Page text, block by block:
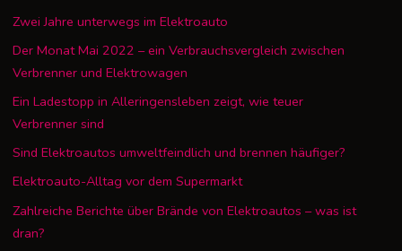
Zwei Jahre unterwegs im Elektroauto
Der Monat Mai 2022 – ein Verbrauchsvergleich zwischen
Verbrenner und Elektrowagen
Ein Ladestopp in Alleringensleben zeigt, wie teuer
Verbrenner sind
Sind Elektroautos umweltfeindlich und brennen häufiger?
Elektroauto-Alltag vor dem Supermarkt
Zahlreiche Berichte über Brände von Elektroautos – was ist
dran?